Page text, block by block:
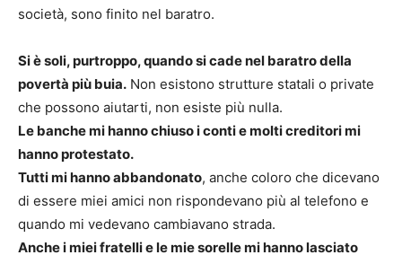
società, sono finito nel baratro.
Si è soli, purtroppo, quando si cade nel baratro della
povertà più buia. Non esistono strutture statali o private
che possono aiutarti, non esiste più nulla.
Le banche mi hanno chiuso i conti e molti creditori mi
hanno protestato.
Tutti mi hanno abbandonato, anche coloro che dicevano
di essere miei amici non rispondevano più al telefono e
quando mi vedevano cambiavano strada.
Anche i miei fratelli e le mie sorelle mi hanno lasciato